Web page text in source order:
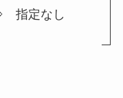
定なし